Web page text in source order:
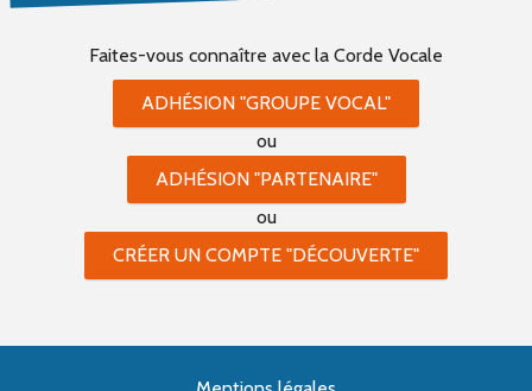
Faites-vous connaître avec la Corde Vocale
ADHÉSION "GROUPE VOCAL"
ou
ADHÉSION "PARTENAIRE"
ou
CRÉER UN COMPTE "DÉCOUVERTE"